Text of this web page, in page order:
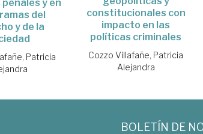
y en
del
y de la
Patricia
constitucionales con
impacto en las
políticas criminales
Cozzo Villafañe, Patricia
Alejandra
BOLETÍN DE